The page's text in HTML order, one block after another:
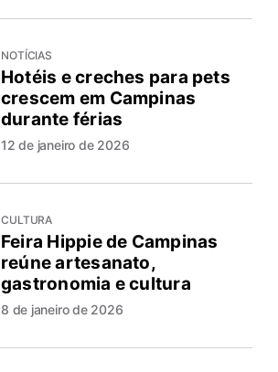
NOTÍCIAS
Hotéis e creches para pets
crescem em Campinas
durante férias
12 de janeiro de 2026
CULTURA
Feira Hippie de Campinas
reúne artesanato,
gastronomia e cultura
8 de janeiro de 2026